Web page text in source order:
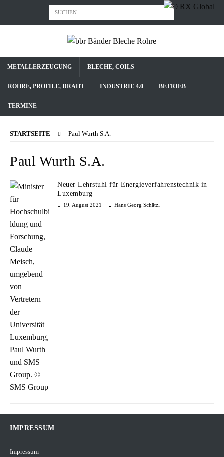
METALLERZEUGUNG BLECHE, COILS
ROHRE, PROFILE, DRAHT INDUSTRIE 4.0 BETRIEB
TERMINE
STARTSEITE Paul Wurth S.A.
Paul Wurth S.A.
Neuer Lehrstuhl für Energieverfahrenstechnik in
Luxemburg
19. August 2021 Hans Georg Schätzl
IMPRESSUM
Impressum